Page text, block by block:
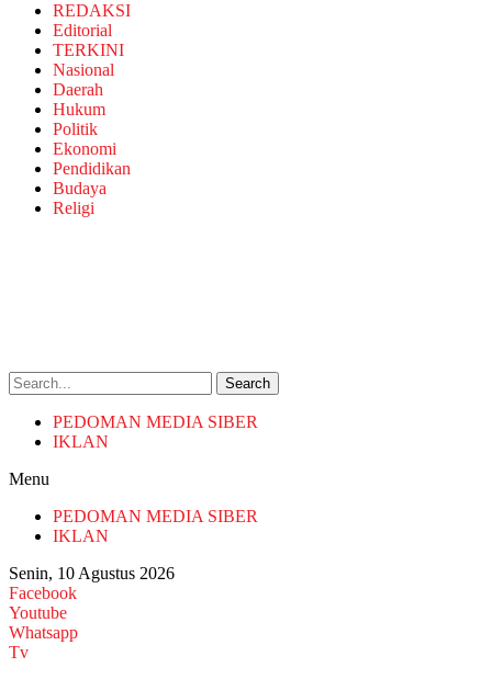
REDAKSI
Editorial
TERKINI
Nasional
Daerah
Hukum
Politik
Ekonomi
Pendidikan
Budaya
Religi
Search
PEDOMAN MEDIA SIBER
IKLAN
Menu
PEDOMAN MEDIA SIBER
IKLAN
Senin, 10 Agustus 2026
Facebook
Youtube
Whatsapp
Tv